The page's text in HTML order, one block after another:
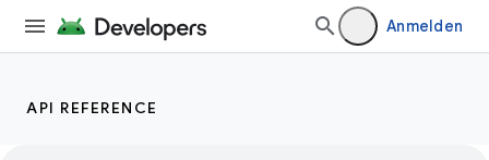
Anmelden
API REFERENCE